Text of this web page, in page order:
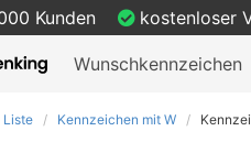
Kunden kostenloser
Wunschkennzeichen
Liste Kennzeichen mit W